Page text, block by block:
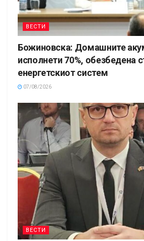
ВЕСТИ
Божиновска: Домашните
исполнети 70%, обезбедена
енергетскиот систем
07/08/2026
ВЕСТИ